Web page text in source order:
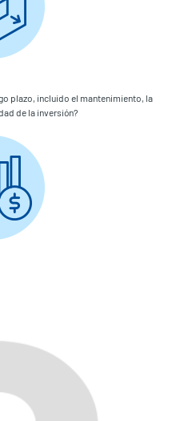
plazo, incluido el mantenimiento, la
de la inversión?